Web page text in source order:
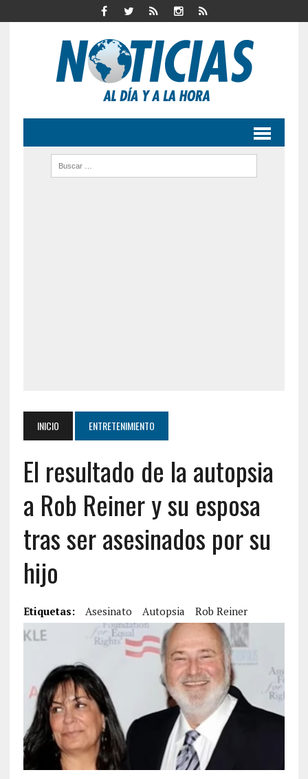
INICIO ENTRETENIMIENTO
El resultado de la autopsia
a Rob Reiner y su esposa
tras ser asesinados por su
hijo
Etiquetas: Asesinato Autopsia Rob Reiner